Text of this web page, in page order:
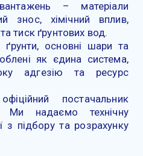
– матеріали
знос, хімічний вплив,
тиск ґрунтових вод.
основні шари та
як єдина система,
адгезію та ресурс
постачальник
Ми надаємо технічну
з підбору та розрахунку